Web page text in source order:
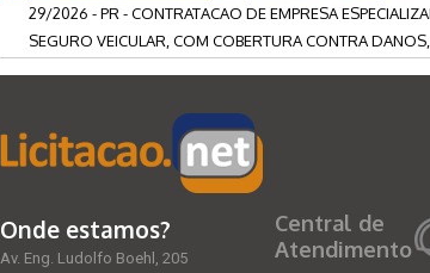
29/2026 - PR - CONTRATACAO DE EMPRESA
SEGURO VEICULAR, COM COBERTURA CONTRA
Onde estamos?
Av. Eng. Ludolfo Boehl, 205
Central de
Atendimento